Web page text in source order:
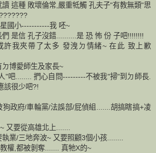
這種 敗壞倫常,嚴重牴觸 孔夫子"有教無類"思
國小-----------我 呸~
們 是信 孔子沒錯..........是 恐 怖 份 子吧!!!!!!!!
許我夾帶了太多 發洩ㄉ情緒~ 在此 致上歉
博愛師生及家長~
"吧........ 捫心自問---------不被我"掃"到ㄉ師長.
該很少吧?!
狗政府/車輪黨/法誤部/屁偵組.......胡搞瞎搞+凌
又要從高雄北上.......
業/三地奔波~ 又要照顧3個小孩........
權,都被剝奪....... 真牠X的~